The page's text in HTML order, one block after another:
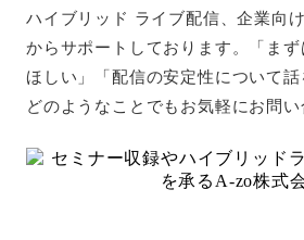
ハイブリッド ライブ配信、企業向
からサポートしております。「ま
ほしい」「配信の安定性について話
どのようなことでもお気軽にお問い